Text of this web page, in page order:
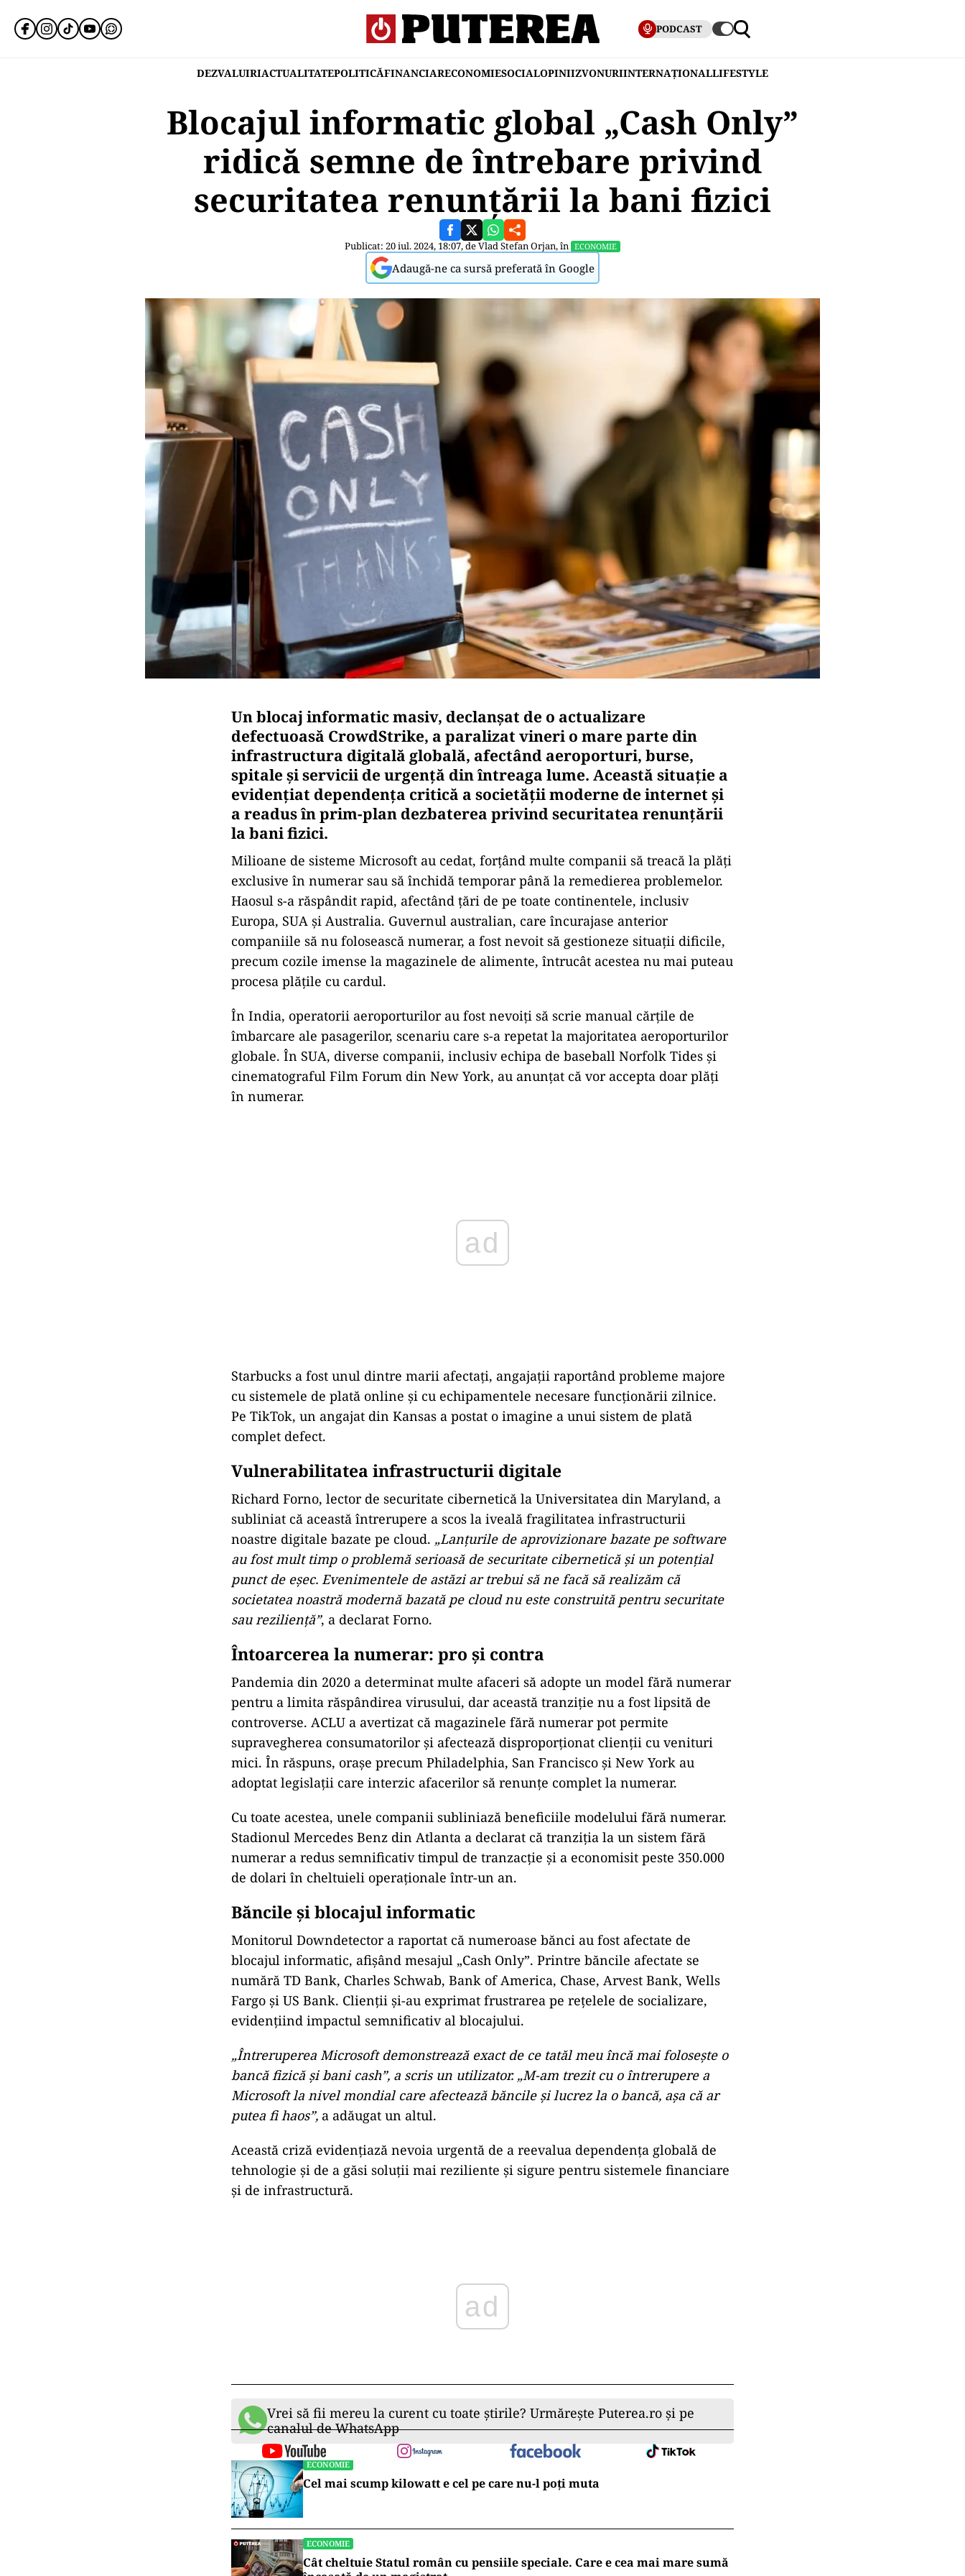
PODCAST
DEZVALUIRIACTUALITATEPOLITICĂFINANCIARECONOMIESOCIALOPINIIZVONURIINTERNAȚIONALLIFESTYLE
Blocajul informatic global „Cash Only”
ridică semne de întrebare privind
securitatea renunțării la bani fizici
Publicat: 20 iul. 2024, 18:07, deVlad Stefan Orjan, în ECONOMIE
Adaugă-ne ca sursă preferată în Google
Un blocaj informatic masiv, declanșat de o actualizare
defectuoasă CrowdStrike, a paralizat vineri o mare parte din
infrastructura digitală globală, afectând aeroporturi, burse,
spitale și servicii de urgență din întreaga lume. Această situație a
evidențiat dependența critică a societății moderne de internet și
a readus în prim-plan dezbaterea privind securitatea renunțării
la bani fizici.
Milioane de sisteme Microsoft au cedat, forțând multe companii să treacă la plăți
exclusive în numerar sau să închidă temporar până la remedierea problemelor.
Haosul s-a răspândit rapid, afectând țări de pe toate continentele, inclusiv
Europa, SUA și Australia. Guvernul australian, care încurajase anterior
companiile să nu folosească numerar, a fost nevoit să gestioneze situații dificile,
precum cozile imense la magazinele de alimente, întrucât acestea nu mai puteau
procesa plățile cu cardul.
În India, operatorii aeroporturilor au fost nevoiți să scrie manual cărțile de
îmbarcare ale pasagerilor, scenariu care s-a repetat la majoritatea aeroporturilor
globale. În SUA, diverse companii, inclusiv echipa de baseball Norfolk Tides și
cinematograful Film Forum din New York, au anunțat că vor accepta doar plăți
în numerar.
Starbucks a fost unul dintre marii afectați, angajații raportând probleme majore
cu sistemele de plată online și cu echipamentele necesare funcționării zilnice.
Pe TikTok, un angajat din Kansas a postat o imagine a unui sistem de plată
complet defect.
Vulnerabilitatea infrastructurii digitale
Richard Forno, lector de securitate cibernetică la Universitatea din Maryland, a
subliniat că această întrerupere a scos la iveală fragilitatea infrastructurii
noastre digitale bazate pe cloud. „Lanțurile de aprovizionare bazate pe software
au fost mult timp o problemă serioasă de securitate cibernetică și un potențial
punct de eșec. Evenimentele de astăzi ar trebui să ne facă să realizăm că
societatea noastră modernă bazată pe cloud nu este construită pentru securitate
sau reziliență”, a declarat Forno.
Întoarcerea la numerar: pro și contra
Pandemia din 2020 a determinat multe afaceri să adopte un model fără numerar
pentru a limita răspândirea virusului, dar această tranziție nu a fost lipsită de
controverse. ACLU a avertizat că magazinele fără numerar pot permite
supravegherea consumatorilor și afectează disproporționat clienții cu venituri
mici. În răspuns, orașe precum Philadelphia, San Francisco și New York au
adoptat legislații care interzic afacerilor să renunțe complet la numerar.
Cu toate acestea, unele companii subliniază beneficiile modelului fără numerar.
Stadionul Mercedes Benz din Atlanta a declarat că tranziția la un sistem fără
numerar a redus semnificativ timpul de tranzacție și a economisit peste 350.000
de dolari în cheltuieli operaționale într-un an.
Băncile și blocajul informatic
Monitorul Downdetector a raportat că numeroase bănci au fost afectate de
blocajul informatic, afişând mesajul „Cash Only”. Printre băncile afectate se
numără TD Bank, Charles Schwab, Bank of America, Chase, Arvest Bank, Wells
Fargo și US Bank. Clienții și-au exprimat frustrarea pe rețelele de socializare,
evidențiind impactul semnificativ al blocajului.
„Întreruperea Microsoft demonstrează exact de ce tatăl meu încă mai folosește o
bancă fizică și bani cash”, a scris un utilizator. „M-am trezit cu o întrerupere a
Microsoft la nivel mondial care afectează băncile și lucrez la o bancă, așa că ar
putea fi haos”, a adăugat un altul.
Această criză evidențiază nevoia urgentă de a reevalua dependența globală de
tehnologie și de a găsi soluții mai reziliente și sigure pentru sistemele financiare
și de infrastructură.
ad
Vrei să fii mereu la curent cu toate știrile? Urmărește Puterea.ro și pe
canalul de WhatsApp
ECONOMIE
Cel mai scump kilowatt e cel pe care nu-l poți muta
ECONOMIE
Cât cheltuie Statul român cu pensiile speciale. Care e cea mai mare sumă